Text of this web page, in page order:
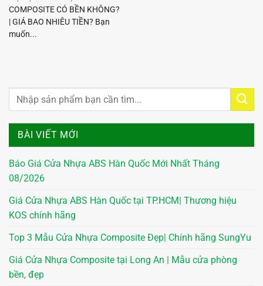
BÀI VIẾT MỚI
Báo Giá Cửa Nhựa ABS Hàn Quốc Mới Nhất Tháng
08/2026
Giá Cửa Nhựa ABS Hàn Quốc tại TP.HCM| Thương hiệu
KOS chính hãng
Top 3 Mẫu Cửa Nhựa Composite Đẹp| Chính hãng SungYu
Giá Cửa Nhựa Composite tại Long An | Mẫu cửa phòng
bền, đẹp
COMPOSITE CÓ BỀN KHÔNG?
| GIÁ BAO NHIÊU TIỀN? Bạn
muốn...